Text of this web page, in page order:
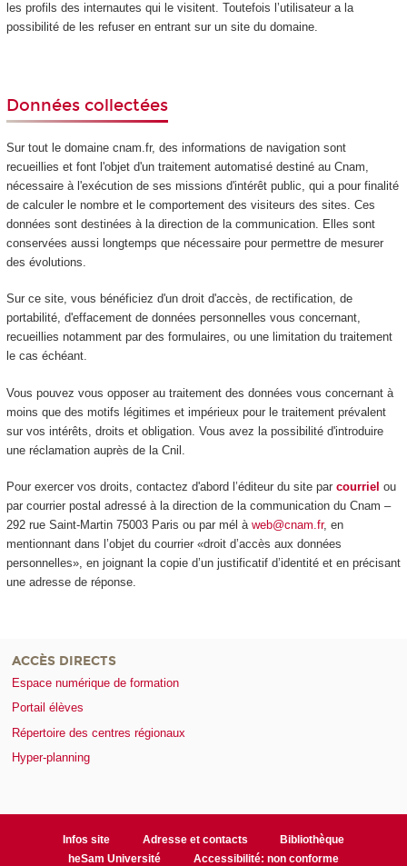
les profils des internautes qui le visitent. Toutefois l’utilisateur a la
possibilité de les refuser en entrant sur un site du domaine.
Données collectées
Sur tout le domaine cnam.fr, des informations de navigation sont
recueillies et font l'objet d'un traitement automatisé destiné au Cnam,
nécessaire à l'exécution de ses missions d'intérêt public, qui a pour finalité
de calculer le nombre et le comportement des visiteurs des sites. Ces
données sont destinées à la direction de la communication. Elles sont
conservées aussi longtemps que nécessaire pour permettre de mesurer
des évolutions.
Sur ce site, vous bénéficiez d'un droit d'accès, de rectification, de
portabilité, d'effacement de données personnelles vous concernant,
recueillies notamment par des formulaires, ou une limitation du traitement
le cas échéant.
Vous pouvez vous opposer au traitement des données vous concernant à
moins que des motifs légitimes et impérieux pour le traitement prévalent
sur vos intérêts, droits et obligation. Vous avez la possibilité d'introduire
une réclamation auprès de la Cnil.
Pour exercer vos droits, contactez d'abord l’éditeur du site par courriel ou
par courrier postal adressé à la direction de la communication du Cnam –
292 rue Saint-Martin 75003 Paris ou par mél à web@cnam.fr, en
mentionnant dans l’objet du courrier «droit d’accès aux données
personnelles», en joignant la copie d’un justificatif d’identité et en précisant
une adresse de réponse.
ACCÈS DIRECTS
Espace numérique de formation
Portail élèves
Répertoire des centres régionaux
Hyper-planning
Infos site Adresse et contacts
Bibliothèque
heSam Université
Accessibilité: non conforme